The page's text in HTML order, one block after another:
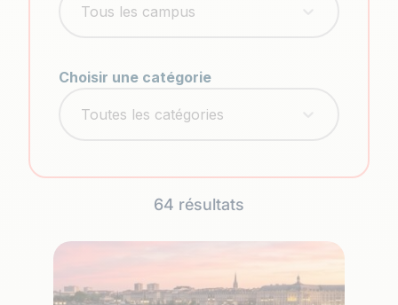
Sélectionnez le contenu
Choisir une catégorie
Sélectionnez le contenu
64 résultats